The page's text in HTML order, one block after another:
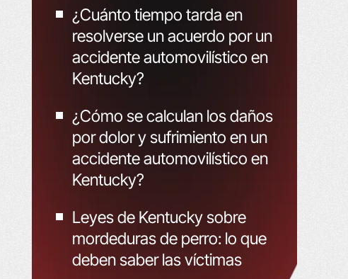
¿Cuánto tiempo tarda en
resolverse un acuerdo por un
accidente automovilístico en
Kentucky?
¿Cómo se calculan los daños
por dolor y sufrimiento en un
accidente automovilístico en
Kentucky?
Leyes de Kentucky sobre
mordeduras de perro: lo que
deben saber las víctimas